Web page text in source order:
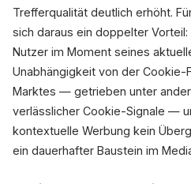
Trefferqualität deutlich erhöht.
sich daraus ein doppelter
Nutzer im Moment seines
Unabhängigkeit von der Cookie-
Marktes — getrieben unter
verlässlicher Cookie-Signale —
kontextuelle Werbung kein
ein dauerhafter Baustein im